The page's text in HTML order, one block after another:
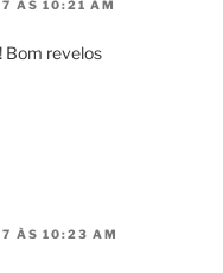
ÀS 10:21 AM
Bom revelos
ÀS 10:23 AM